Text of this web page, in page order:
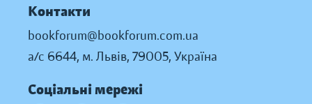
Контакти
bookforum@bookforum.com.ua
а/с 6644, м. Львів, 79005, Україна
Соціальні мережі